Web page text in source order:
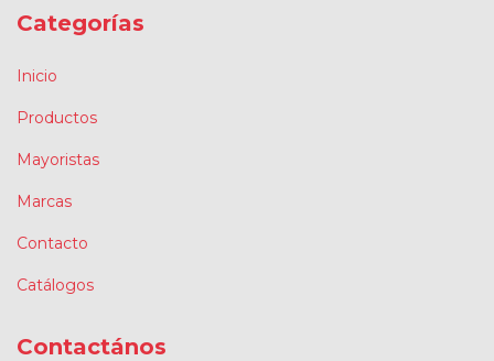
Categorías
Inicio
Productos
Mayoristas
Marcas
Contacto
Catálogos
Contactános